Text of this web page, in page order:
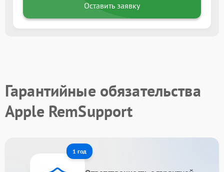
Оставить заявку
Гарантийные обязательства
Apple RemSupport
1 год